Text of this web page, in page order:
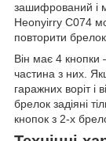
зашифрований і
Heonyirry C074
повторити
Він має 4 кнопки
частина з них.
гаражних воріт і
брелок задіяні
кнопок з 2-х